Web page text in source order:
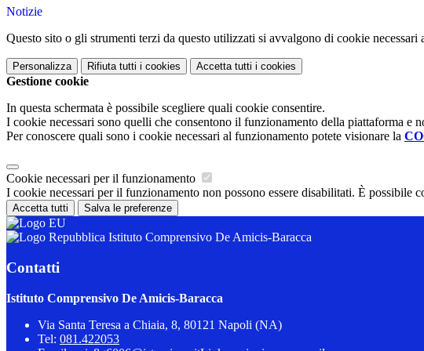
Notizie
Questo sito o gli strumenti terzi da questo utilizzati si avvalgono di cookie
Personalizza Rifiuta tutti i cookies Accetta tutti i cookies
Gestione cookie
In questa schermata è possibile scegliere quali cookie consentire.
I cookie necessari sono quelli che consentono il funzionamento della piattaforma e
Per conoscere quali sono i cookie necessari al funzionamento potete visionare la
Cookie necessari per il funzionamento
I cookie necessari per il funzionamento non possono essere disabilitati. È possibile
Accetta tutti Salva le preferenze
Istituto Comprensivo De Amicis-Baracca
Contatti
Istituto Comprensivo De Amicis-Baracca
Via Santa Teresa a Chiaia, 8, 80121 Napoli (NA)
Tel: 081.422053